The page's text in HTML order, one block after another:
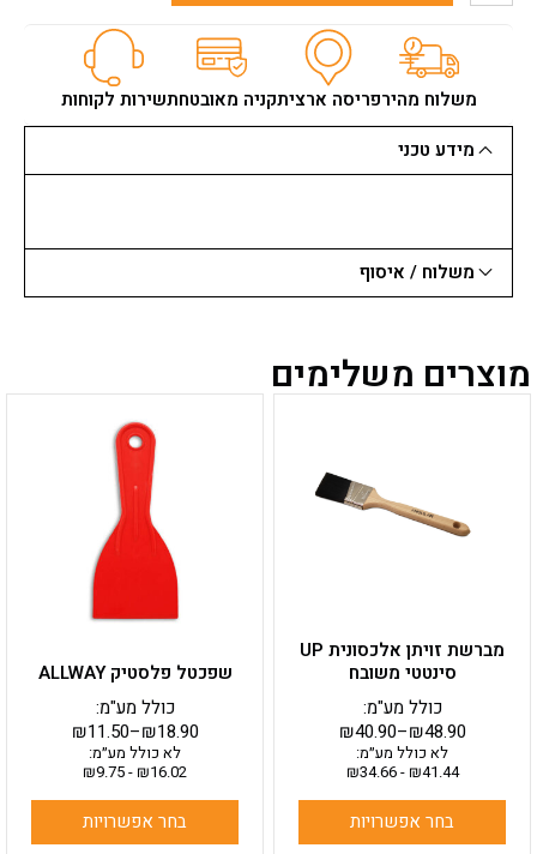
משלוח מהירפריסה ארציתקניה מאובטחתשירות לקוחות
מידע טכני
משלוח / איסוף
מוצרים משלימים
מברשת זויתן אלכסונית UP
סינטטי משובח
₪40.90–₪48.90
כולל מע"מ:
לא כולל מע״מ:
₪41.44
-
₪34.66
בחר אפשרויות
מספר
סוגים.
המוצר
שפכטל פלסטיק ALLWAY
₪11.50–₪18.90
כולל מע"מ:
לא כולל מע״מ:
₪16.02
-
₪9.75
בחר אפשרויות
זה
יש
מספר
סוגים.
ניתן
לבחור
האפשרויות